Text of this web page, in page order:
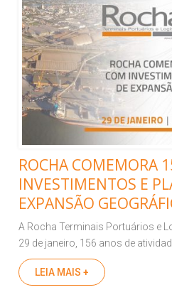
ROCHA COMEMORA
INVESTIMENTOS E
EXPANSÃO
A Rocha Terminais Portuários e
29 de janeiro, 156 anos de
LEIA MAIS +